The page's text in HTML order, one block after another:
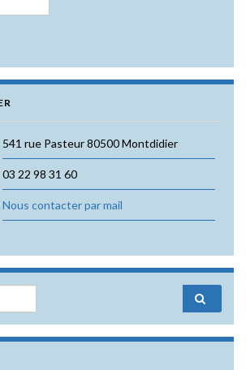
541 rue Pasteur 80500 Montdidier
03 22 98 31 60
Nous contacter par mail